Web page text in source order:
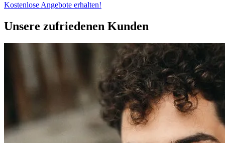
Kostenlose Angebote erhalten!
Unsere zufriedenen Kunden